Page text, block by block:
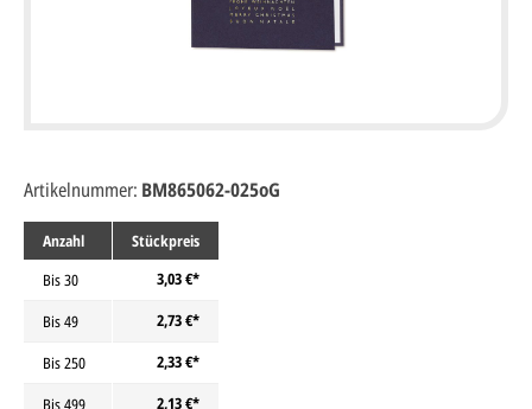
Anzahl
Stückpreis
Bis30
3,03 €*
Bis49
2,73 €*
Bis250
2,33 €*
Bis499
2,13 €*
Artikelnummer: BM865062-025oG